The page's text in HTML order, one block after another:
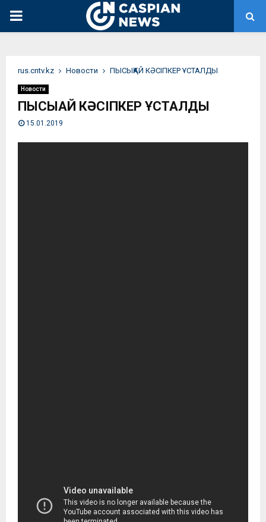
PRIMARY
rus.cntv.kz Новости ПЫСЫҚАЙ КӘСІПКЕР ҰСТАЛДЫ
Новости
ПЫСЫҚАЙ КӘСІПКЕР ҰСТАЛДЫ
15.01.2019